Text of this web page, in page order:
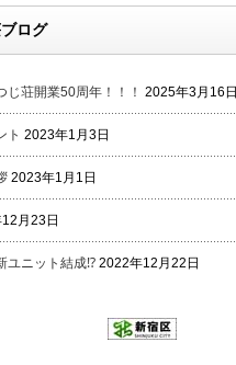
ログ
じ荘開業50周年！！！ 2025年3月16日
ト 2023年1月3日
2023年1月1日
月23日
ニット結成⁉ 2022年12月22日